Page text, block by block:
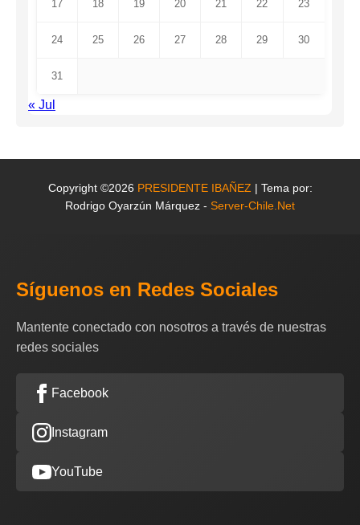
17 18 19 20 21 22 23
24 25 26 27 28 29 30
31
« Jul
Copyright ©2026 PRESIDENTE IBAÑEZ | Tema por:
Rodrigo Oyarzún Márquez - Server-Chile.Net
Síguenos en Redes Sociales
Mantente conectado con nosotros a través de nuestras
redes sociales
Facebook
Instagram
YouTube